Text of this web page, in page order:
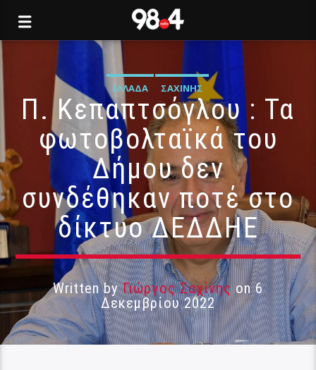
ΕΛΛΆΔΑ ΣΑΧΊΝΗΣ
Π. Κεπαπτσόγλου : Τα
φωτοβολταϊκά του
Δήμου δεν
συνδέθηκαν ποτέ στο
δίκτυο ΔΕΔΔΗΕ
Written byΓιώργος Σαχίνηςon 6
Δεκεμβρίου 2022